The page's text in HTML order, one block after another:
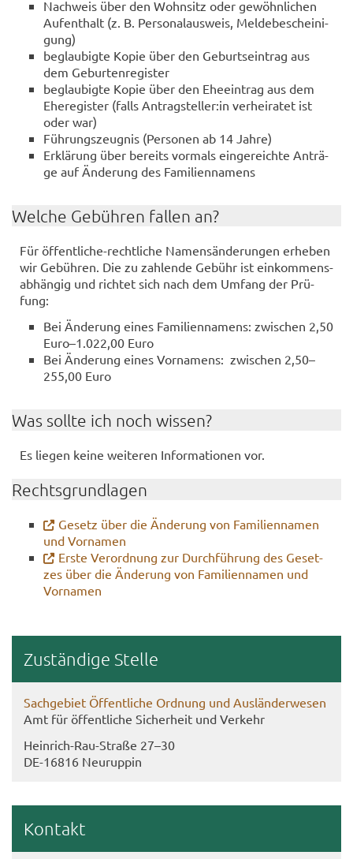
Nach­weis über den Wohn­sitz oder ge­wöhn­li­chen
Auf­ent­halt (z. B. Per­so­nal­aus­weis, Mel­de­be­schei­ni­
gung)
be­glau­big­te Kopie über den Ge­burts­ein­trag aus
dem Ge­bur­ten­re­gis­ter
be­glau­big­te Kopie über den Ehe­ein­trag aus dem
Ehe­re­gis­ter (falls An­trag­stel­ler:in ver­hei­ra­tet ist
oder war)
Füh­rungs­zeug­nis (Per­so­nen ab 14 Jahre)
Er­klä­rung über be­reits vor­mals ein­ge­reich­te An­trä­
ge auf Än­de­rung des Fa­mi­li­en­na­mens
Wel­che Ge­büh­ren fal­len an?
Für öffentliche-​rechtliche Na­mens­än­de­run­gen er­he­ben
wir Ge­büh­ren. Die zu zah­len­de Ge­bühr ist ein­kom­mens­
ab­hän­gig und rich­tet sich nach dem Um­fang der Prü­
fung:
Bei Än­de­rung eines Fa­mi­li­en­na­mens: zwi­schen 2,50
Euro–1.022,00 Euro
Bei Än­de­rung eines Vor­na­mens: zwi­schen 2,50–
255,00 Euro
Was soll­te ich noch wis­sen?
Es lie­gen keine wei­te­ren In­for­ma­tio­nen vor.
Rechts­grund­la­gen
Ge­setz über die Än­de­rung von Fa­mi­li­en­na­men
und Vor­na­men
Erste Ver­ord­nung zur Durch­füh­rung des Ge­set­
zes über die Än­de­rung von Fa­mi­li­en­na­men und
Vor­na­men
Zu­stän­di­ge Stel­le
Sach­ge­biet Öf­fent­li­che Ord­nung und Aus­län­der­we­sen
Amt für öf­fent­li­che Si­cher­heit und Ver­kehr
Heinrich-​Rau-Straße 27–30
DE-​16816 Neu­rup­pin
Kon­takt